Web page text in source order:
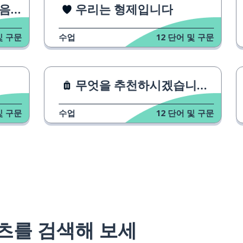
?
구문
우리는 형제입니다
수업 12 단어 및 구문
구문
무엇을 추천하시겠습니까? 2
수업 12 단어 및 구문
를 검색해 보세